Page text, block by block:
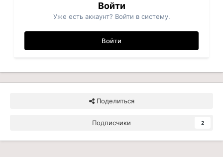
Войти
Уже есть аккаунт? Войти в систему.
Войти
Поделиться
Подписчики 2